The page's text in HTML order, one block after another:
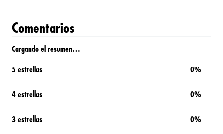
Comentarios
Cargando el resumen…
5 estrellas 0%
4 estrellas 0%
3 estrellas 0%